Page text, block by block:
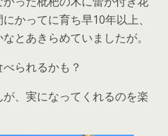
かってに育ち早10年以上、
とあきらめていましたが。
られるかも？
、実になってくれるのを楽